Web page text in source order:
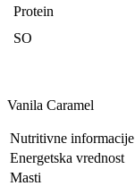
Protein
SO
Vanila Caramel
Nutritivne informacije
Energetska vrednost
Masti